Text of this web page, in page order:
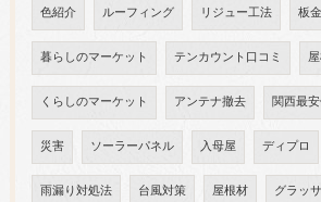
色紹介 ルーフィング リジュー工法 板
暮らしのマーケット テンカウント口コミ
くらしのマーケット アンテナ撤去 関西最
災害 ソーラーパネル 入母屋 ディプロ
雨漏り対処法 台風対策 屋根材 グラッサ